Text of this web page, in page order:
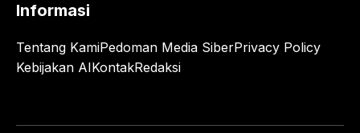
Informasi
Tentang KamiPedoman Media SiberPrivacy Policy
Kebijakan AIKontakRedaksi